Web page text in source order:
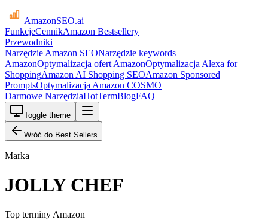
AmazonSEO.ai
FunkcjeCennikAmazon Bestsellery
Przewodniki
Narzędzie Amazon SEONarzędzie keywords
AmazonOptymalizacja ofert AmazonOptymalizacja Alexa for
ShoppingAmazon AI Shopping SEOAmazon Sponsored
PromptsOptymalizacja Amazon COSMO
Darmowe NarzędziaHotTermBlogFAQ
Toggle theme
Wróć do Best Sellers
Marka
JOLLY CHEF
Top terminy Amazon